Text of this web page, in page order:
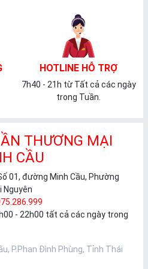
HOTLINE HỖ TRỢ
7h40 - 21h từ Tất cả các ngày
trong Tuần.
THƯƠNG MẠI
CẦU
01, đường Minh Cầu, Phường
Nguyên
- 22h00 tất cả các ngày trong
P.Phan Đình Phùng, Tỉnh Thái